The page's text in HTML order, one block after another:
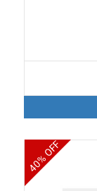
40% OFF